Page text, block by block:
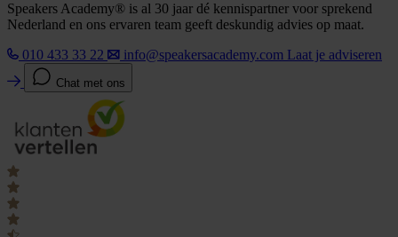
Speakers Academy® is al 30 jaar dé kennispartner voor sprekend
Nederland en ons ervaren team geeft deskundig advies op maat.
010 433 33 22
info@speakersacademy.com Laat je adviseren
Chat met ons